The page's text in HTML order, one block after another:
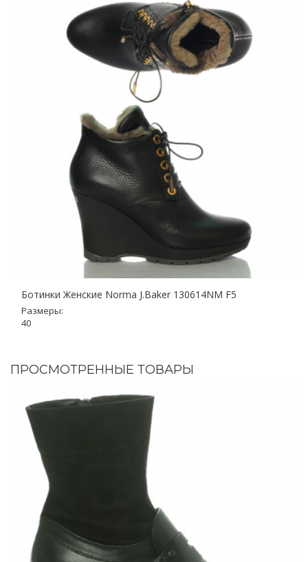
Ботинки Женские Norma J.Baker 130614NM F5
Размеры:
40
ПРОСМОТРЕННЫЕ ТОВАРЫ